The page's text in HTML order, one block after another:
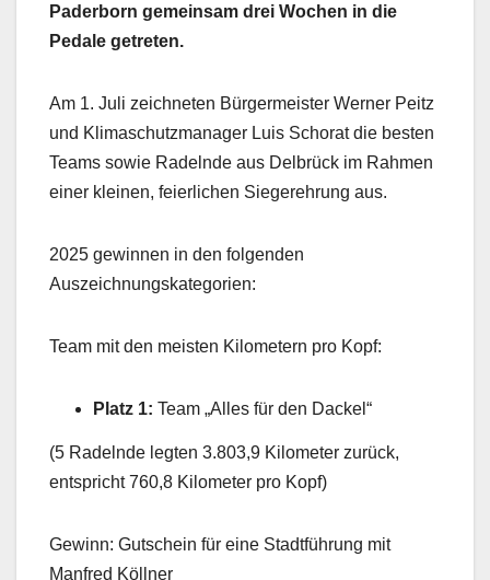
Paderborn gemeinsam drei Wochen in die
Pedale getreten.
Am 1. Juli zeichneten Bürgermeister Werner Peitz
und Klimaschutzmanager Luis Schorat die besten
Teams sowie Radelnde aus Delbrück im Rahmen
einer kleinen, feierlichen Siegerehrung aus.
2025 gewinnen in den folgenden
Auszeichnungskategorien:
Team mit den meisten Kilometern pro Kopf:
Platz 1: Team „Alles für den Dackel“
(5 Radelnde legten 3.803,9 Kilometer zurück,
entspricht 760,8 Kilometer pro Kopf)
Gewinn: Gutschein für eine Stadtführung mit
Manfred Köllner